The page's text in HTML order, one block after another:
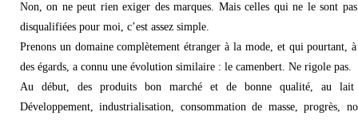
Non, on ne peut rien exiger des marques. Mais celles qui ne le sont
disqualifiées pour moi, c’est assez simple.
Prenons un domaine complètement étranger à la mode, et qui pourtant,
des égards, a connu une évolution similaire : le camenbert. Ne rigole pas.
Au début, des produits bon marché et de bonne qualité, au
Développement, industrialisation, consommation de masse, progrès,